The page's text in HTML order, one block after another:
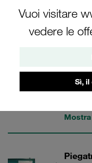
Vuoi visitare
vedere le
Sì,
ugelli